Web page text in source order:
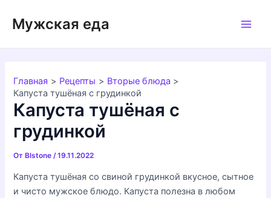
содержимому
Мужская еда
Главная Рецепты
Вторые блюда
Капуста тушёная с грудинкой
Капуста тушёная с
грудинкой
ОтBlstone /19.11.2022
Капуста тушёная со свиной грудинкой вкусное, сытное
и чисто мужское блюдо. Капуста полезна в любом